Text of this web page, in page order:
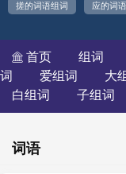
搓的词语组词 应的词
 首页 组词
词
爱组词 大
白组词
子组词
词语